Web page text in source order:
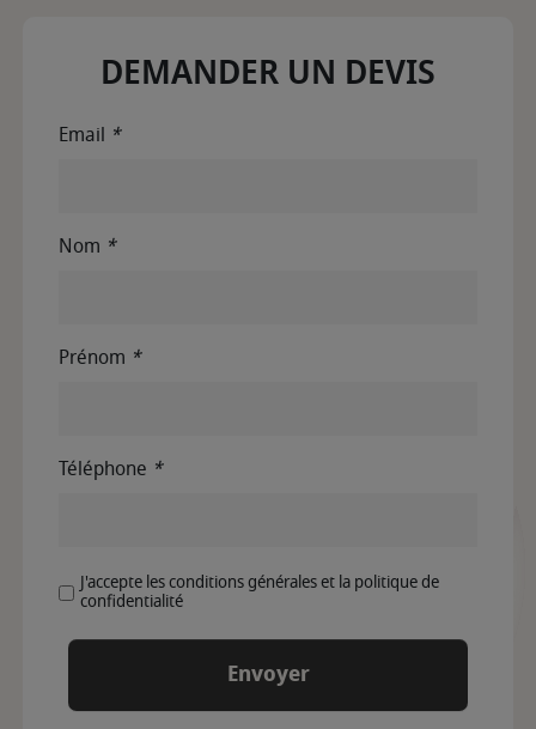
DEMANDER UN DEVIS
Email *
Nom *
Prénom *
Téléphone *
J'accepte les conditions générales et la politique de
confidentialité